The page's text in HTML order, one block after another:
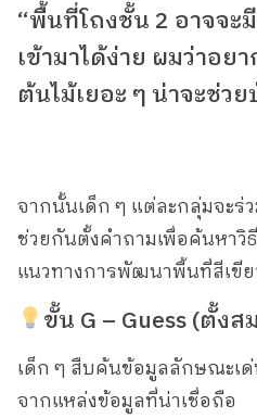
“พื้นที่โถงชั้น 2 อาจจะ
เข้ามาได้ง่าย ผมว่าอย
ต้นไม้เยอะ ๆ น่าจะช่ว
จากนั้นเด็ก ๆ แต่ละกลุ่มจะร่
ช่วยกันตั้งคำถามเพื่อค้นหา
แนวทางการพัฒนาพื้นที่สีเขีย
ขั้น G – Guess (ตั้ง
เด็ก ๆ สืบค้นข้อมูลลักษณะเ
จากแหล่งข้อมูลที่น่าเชื่อถือ